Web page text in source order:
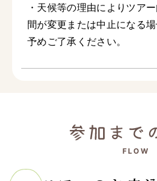
・天候等の理由によりツア
間が変更または中止になる場
予めご了承ください。
FLOW